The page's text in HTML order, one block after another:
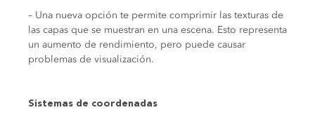
– Una nueva opción te permite comprimir las texturas de
las capas que se muestran en una escena. Esto representa
un aumento de rendimiento, pero puede causar
problemas de visualización.
Sistemas de coordenadas